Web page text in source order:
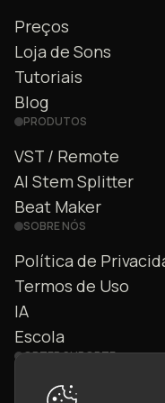
Preços
Loja de Sons
Tutoriais
Blog
PRODUTOS
VST / Remote
AI Stem Splitter
Beat Maker
SOBRE NÓS
Política de
Termos de Uso
IA
Escola
OBTER SUPORTE
Fale Conosco